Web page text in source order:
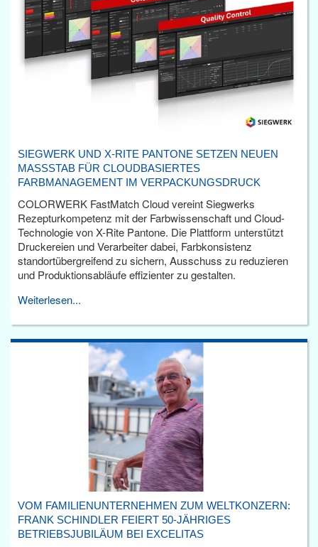
SIEGWERK UND X-RITE PANTONE SETZEN NEUEN
MASSSTAB FÜR CLOUDBASIERTES F
ARBMANAGEMENT IM VERPACKUNGSDRUCK
COLORWERK FastMatch Cloud vereint Siegwerks
Rezepturkompetenz mit der Farbwissenschaft und Cloud-
Technologie von X-Rite Pantone. Die Plattform unterstützt
Druckereien und Verarbeiter dabei, Farbkonsistenz
standortübergreifend zu sichern, Ausschuss zu reduzieren
und Produktionsabläufe effizienter zu gestalten.
Weiterlesen...
VOM FAMILIENUNTERNEHMEN ZUM WELTKONZERN:
FRANK SCHINDLER FEIERT 50-JÄHRIGES
BETRIEBSJUBILÄUM BEI EXCELITAS